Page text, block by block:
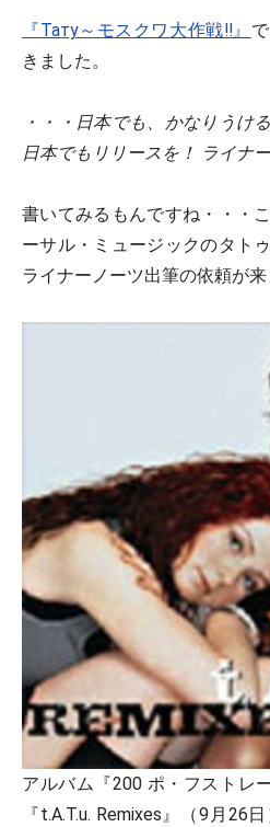
『Тату～モスクワ大作戦!!』
きました。
・・・日本でも、かなりうけ
日本でもリリースを！ ライナ
書いてみるもんですね・・・
ーサル・ミュージックのタト
ライナーノーツ出筆の依頼が来
アルバム『200 ポ・フストレ
『t.A.T.u. Remixes』（9月26